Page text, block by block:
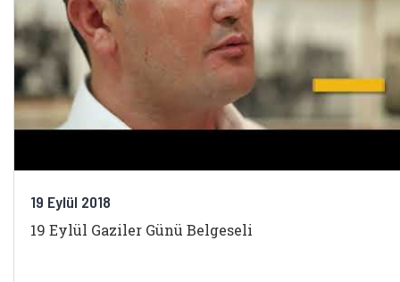
19 Eylül 2018
19 Eylül Gaziler Günü Belgeseli